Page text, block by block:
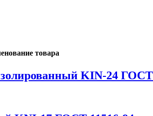
товара
KIN-24 ГОСТ